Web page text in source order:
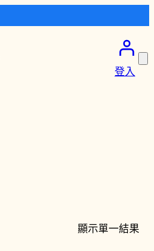
登入
顯示單一結果